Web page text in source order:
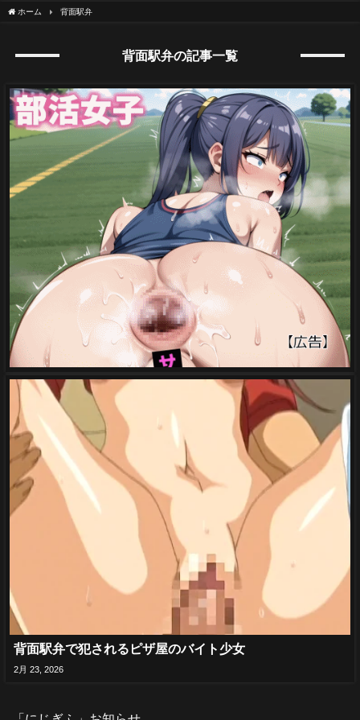
ホーム 背面駅弁
背面駅弁の記事一覧
背面駅弁で犯されるピザ屋のバイト少女
2月 23, 2026